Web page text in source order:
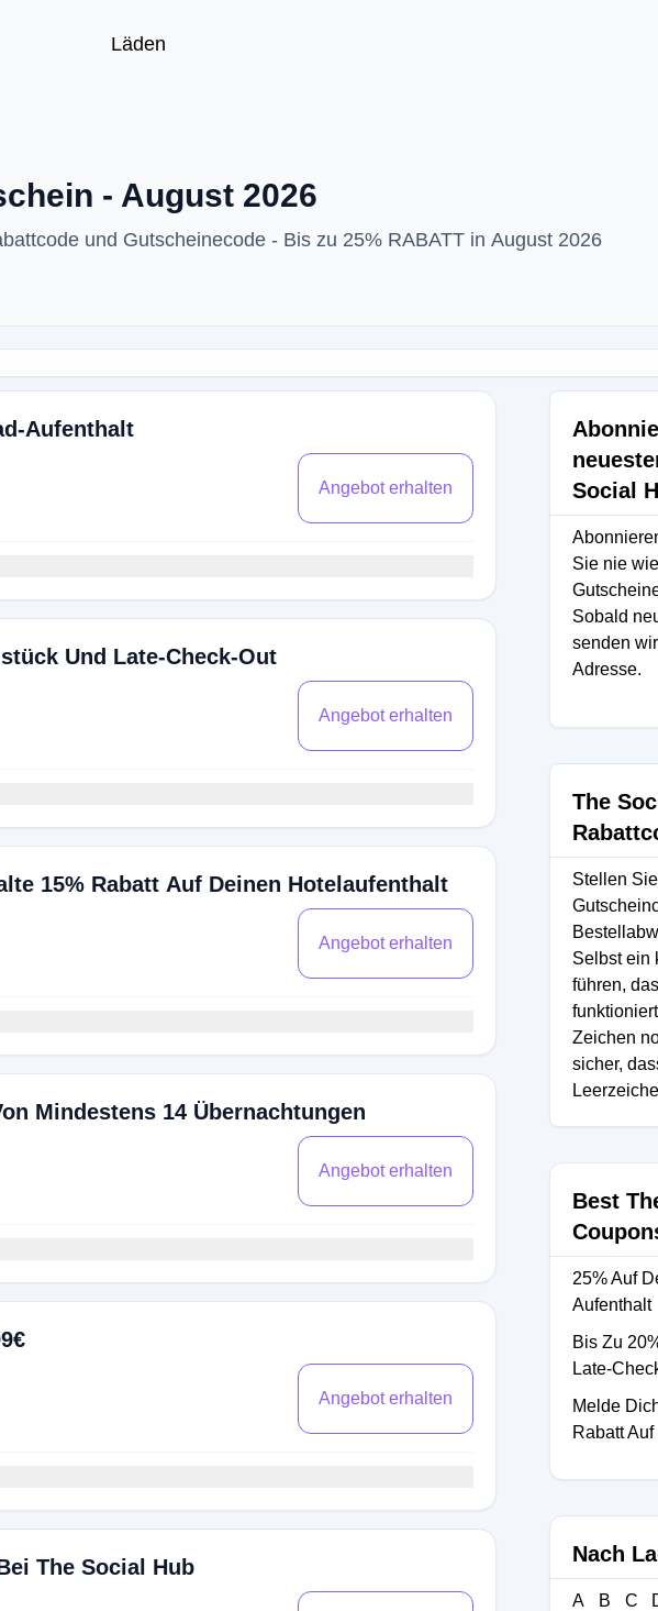
Läden
- August 2026
und Gutscheinecode - Bis zu 25% RABATT in August 2026
Aufenthalt
Angebot erhalten
Und Late-Check-Out
Angebot erhalten
15% Rabatt Auf Deinen Hotelaufenthalt
Angebot erhalten
Mindestens 14 Übernachtungen
Angebot erhalten
Angebot erhalten
The Social Hub
Social
Sie nie
Sobald
senden
Adresse.
The
Stellen
Selbst ein
führen,
Zeichen
sicher,
Best
25% Auf
Aufenthalt
Bis Zu
Late-
Melde
Rabatt
Nach
A B C